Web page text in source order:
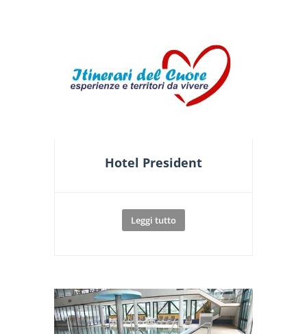
Hotel President
Leggi tutto